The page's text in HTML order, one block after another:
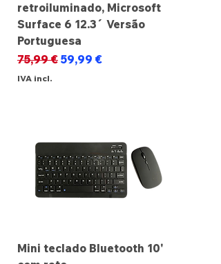
retroiluminado, Microsoft
Surface 6 12.3´ Versão
Portuguesa
Preço normal
75,99 € Preço promocional
59,99 €
IVA incl.
Mini teclado Bluetooth 10'